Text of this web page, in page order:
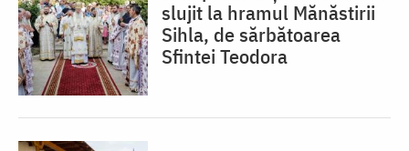
slujit la hramul Mănăstirii
Sihla, de sărbătoarea
Sfintei Teodora